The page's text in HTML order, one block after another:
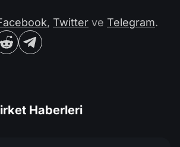
, Twitter ve Telegram.
Haberleri